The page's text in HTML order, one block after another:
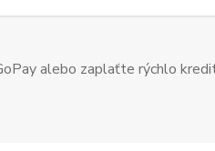
alebo zaplaťte rýchlo